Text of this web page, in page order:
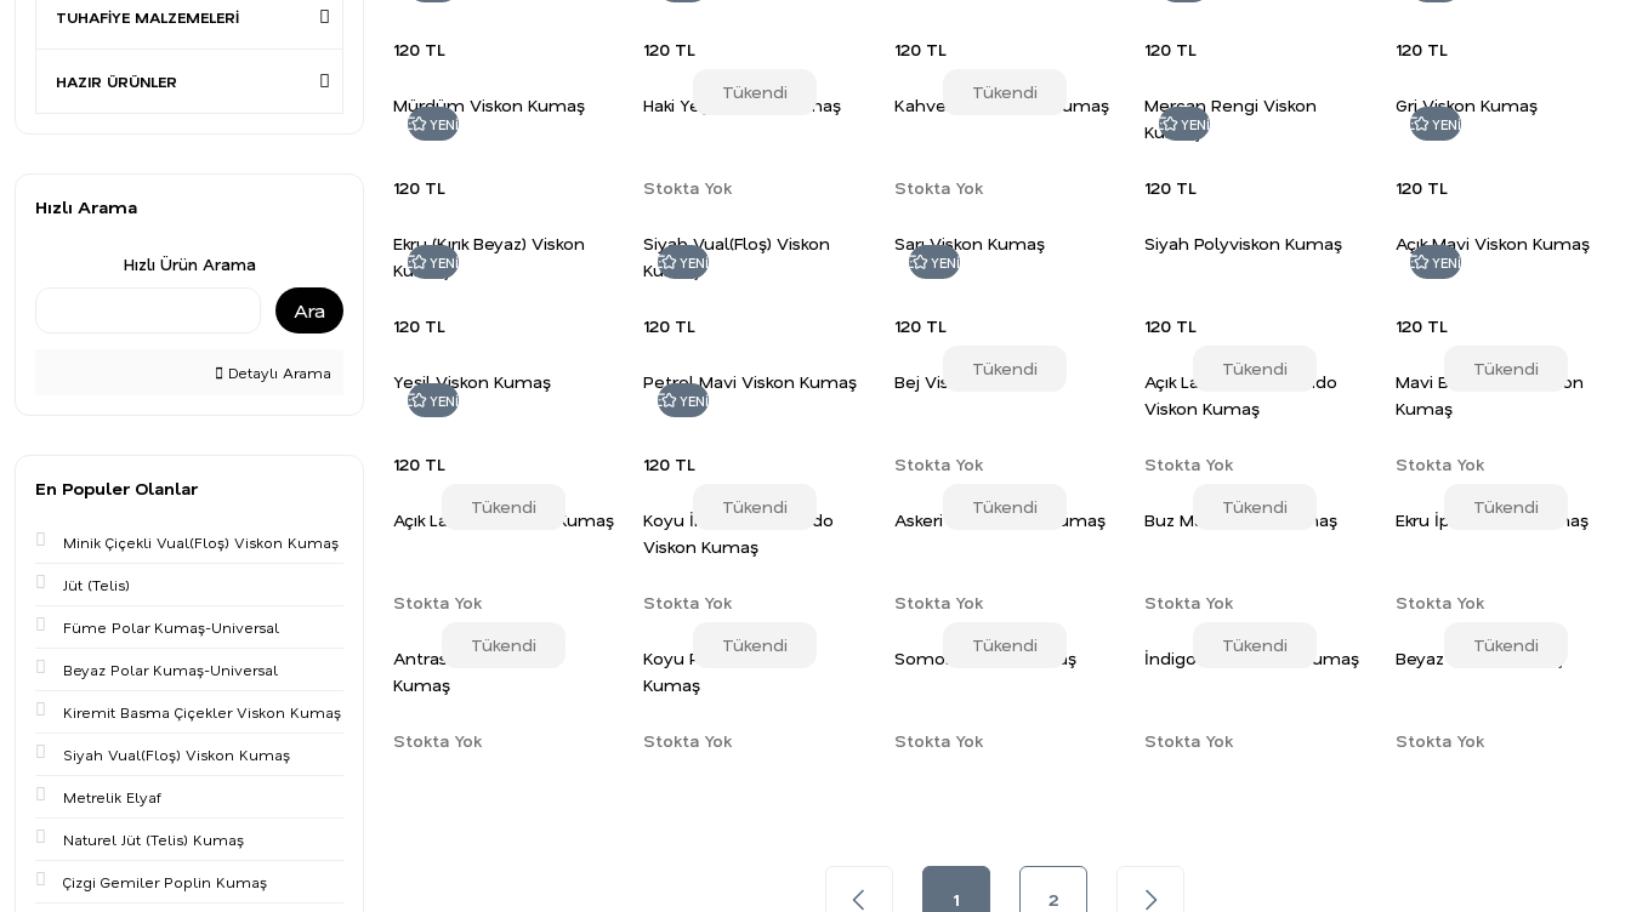
TUHAFİYE MALZEMELERİ
HAZIR ÜRÜNLER
Hızlı Arama
Hızlı Ürün Arama
Ara
Detaylı Arama
En Populer Olanlar
Minik Çiçekli Vual(Floş) Viskon Kumaş
Jüt (Telis)
Füme Polar Kumaş-Universal
Beyaz Polar Kumaş-Universal
Kiremit Basma Çiçekler Viskon Kumaş
Siyah Vual(Floş) Viskon Kumaş
Metrelik Elyaf
Naturel Jüt (Telis) Kumaş
Çizgi Gemiler Poplin Kumaş
120 TL 120 TL 120 TL 120 TL 120 TL
YENİ
Mürdüm Viskon Kumaş
120 TL
Tükendi
Haki Yeşili Viskon Kumaş
Stokta Yok
Tükendi
Kahverengi Viskon Kumaş
Stokta Yok
YENİ
Mercan Rengi Viskon
Kumaş
120 TL
YENİ
Gri Viskon Kumaş
120 TL
YENİ
Ekru (Kırık Beyaz) Viskon
Kumaş
120 TL
YENİ
Siyah Vual(Floş) Viskon
Kumaş
120 TL
YENİ
Sarı Viskon Kumaş
120 TL
Siyah Polyviskon Kumaş
120 TL
YENİ
Açık Mavi Viskon Kumaş
120 TL
YENİ
Yeşil Viskon Kumaş
120 TL
YENİ
Petrol Mavi Viskon Kumaş
120 TL
Tükendi
Bej Viskon Kumaş
Stokta Yok
Tükendi
Açık Lacivert Belmando
Viskon Kumaş
Stokta Yok
Tükendi
Mavi Belmando Viskon
Kumaş
Stokta Yok
Tükendi
Açık Lacivert Viskon Kumaş
Stokta Yok
Tükendi
Koyu İndigo Belmando
Viskon Kumaş
Stokta Yok
Tükendi
Askeri Yeşil Viskon Kumaş
Stokta Yok
Tükendi
Buz Mavi Viskon Kumaş
Stokta Yok
Tükendi
Ekru İpek Viskon Kumaş
Stokta Yok
Tükendi
Antrasit Yeşil Viskon
Kumaş
Stokta Yok
Tükendi
Koyu Pembe Viskon
Kumaş
Stokta Yok
Tükendi
Somon Viskon Kumaş
Stokta Yok
Tükendi
İndigo Mavi Viskon Kumaş
Stokta Yok
Tükendi
Beyaz Viskon Kumaş
Stokta Yok
1 2